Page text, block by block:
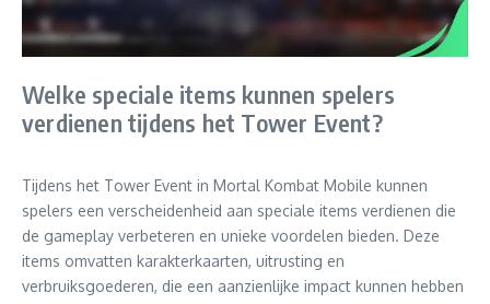
Welke speciale items kunnen spelers
verdienen tijdens het Tower Event?
Tijdens het Tower Event in Mortal Kombat Mobile kunnen
spelers een verscheidenheid aan speciale items verdienen die
de gameplay verbeteren en unieke voordelen bieden. Deze
items omvatten karakterkaarten, uitrusting en
verbruiksgoederen, die een aanzienlijke impact kunnen hebben